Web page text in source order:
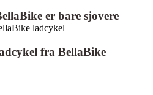
er bare sjovere
fra BellaBike